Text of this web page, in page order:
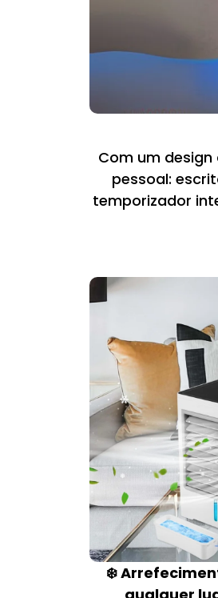
Com um
pessoal:
temporizador
❄️